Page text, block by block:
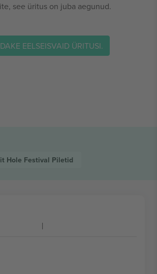
see üritus on juba aegunud.
EELSEISVAID ÜRITUSI.
Hole Festival Piletid